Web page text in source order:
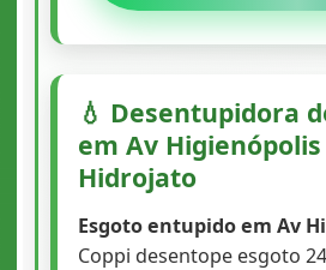
💧 Desentupidora
em Av
Hidrojato
Esgoto entupido em Av
Coppi desentope esgoto